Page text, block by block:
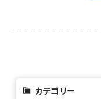
カテゴリー